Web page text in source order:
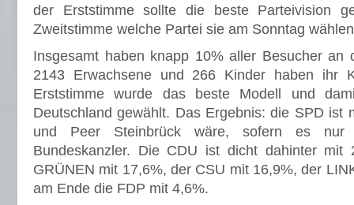
der Erststimme sollte die beste Parteivision
Zweitstimme welche Partei sie am Sonntag
Insgesamt haben knapp 10% aller Besucher an
2143 Erwachsene und 266 Kinder haben ihr
Erststimme wurde das beste Modell und
Deutschland gewählt. Das Ergebnis: die SPD ist
und Peer Steinbrück wäre, sofern es
Bundeskanzler. Die CDU ist dicht dahinter mit
GRÜNEN mit 17,6%, der CSU mit 16,9%, der
am Ende die FDP mit 4,6%.